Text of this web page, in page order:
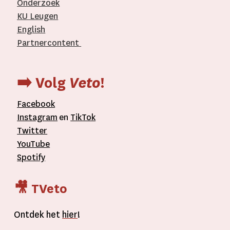
Onderzoek
KU Leugen
English
Partnercontent
➡️ Volg Veto!
Facebook
Instagram en TikTok
Twitter
YouTube
Spotify
🎥 TVeto
Ontdek het hier!